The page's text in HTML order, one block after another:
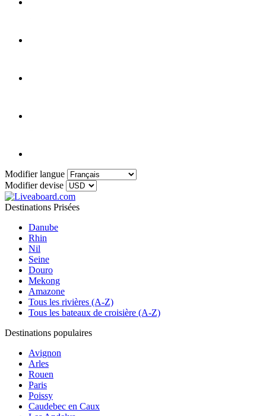
Modifier langue
Modifier devise
Destinations Prisées
Danube
Rhin
Nil
Seine
Douro
Mekong
Amazone
Tous les rivières (A-Z)
Tous les bateaux de croisière (A-Z)
Destinations populaires
Avignon
Arles
Rouen
Paris
Poissy
Caudebec en Caux